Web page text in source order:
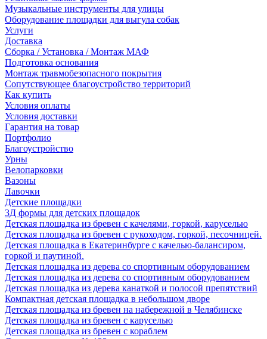
Музыкальные инструменты для улицы
Оборудование площадки для выгула собак
Услуги
Доставка
Сборка / Установка / Монтаж МАФ
Подготовка основания
Монтаж травмобезопасного покрытия
Сопутствующее благоустройство территорий
Как купить
Условия оплаты
Условия доставки
Гарантия на товар
Портфолио
Благоустройство
Урны
Велопарковки
Вазоны
Лавочки
Детские площадки
3Д формы для детских площадок
Детская площадка из бревен с качелями, горкой, каруселью
Детская площадка из бревен с рукоходом, горкой, песочницей.
Детская площадка в Екатеринбурге с качелью-балансиром,
горкой и паутиной.
Детская площадка из дерева со спортивным оборудованием
Детская площадка из дерева со спортивным оборудованием
Детская площадка из дерева канаткой и полосой препятствий
Компактная детская площадка в небольшом дворе
Детская площадка из бревен на набережной в Челябинске
Детская площадка из бревен с каруселью
Детская площадка из бревен с кораблем